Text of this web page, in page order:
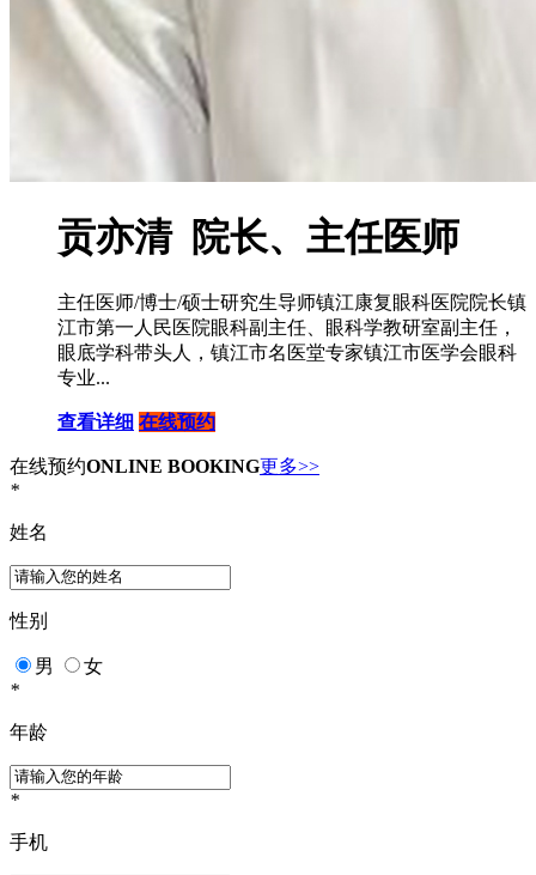
贡亦清 院长、主任医师
主任医师/博士/硕士研究生导师镇江康复眼科医院院长镇
江市第一人民医院眼科副主任、眼科学教研室副主任，
眼底学科带头人，镇江市名医堂专家镇江市医学会眼科
专业...
查看详细 在线预约
在线预约ONLINE BOOKING更多>>
*
姓名
性别
男
女
*
年龄
*
手机